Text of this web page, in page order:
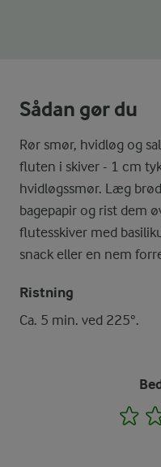
Sådan gør du
Rør smør, hvidløg og
fluten i skiver - 1 cm
hvidløgssmør. Læg
bagepapir og rist dem
flutesskiver med
snack eller en nem
Ristning
Ca. 5 min. ved 225°.
1